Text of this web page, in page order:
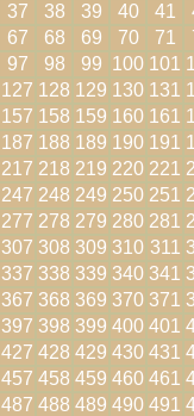
37 38 39 40 41
67 68 69 70 71
97 98 99 100 101
127 128 129 130 131
157 158 159 160 161
187 188 189 190 191
217 218 219 220 221
247 248 249 250 251
277 278 279 280 281
307 308 309 310 311
337 338 339 340 341
367 368 369 370 371
397 398 399 400 401
427 428 429 430 431
457 458 459 460 461
487 488 489 490 491